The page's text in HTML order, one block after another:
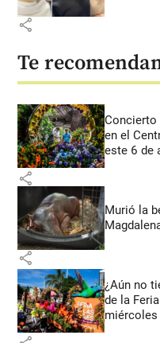
share
Te
Concierto
en el
este 6 de
share
Murió la
share
¿Aún no
de la
miércoles